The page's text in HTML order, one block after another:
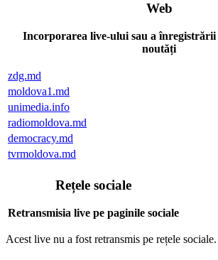
Web
Incorporarea live-ului sau a
noutăți
zdg.md
moldova1.md
unimedia.info
radiomoldova.md
democracy.md
tvrmoldova.md
Rețele sociale
Retransmisia live pe paginile sociale
Acest live nu a fost retransmis pe rețele sociale.